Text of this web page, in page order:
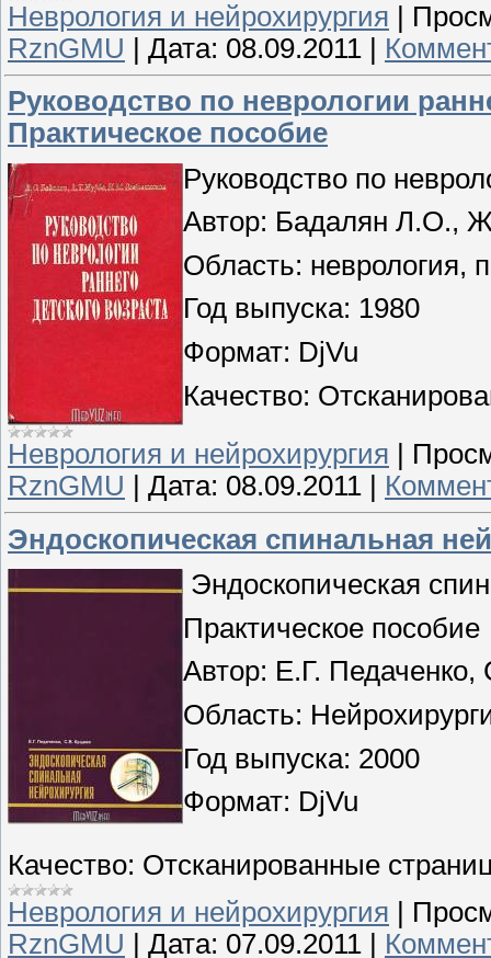
Неврология и нейрохирургия
RznGMU
Дата: 08.09.2011
Руководство по неврологии
Практическое пособие
Руководство по
Автор: Бадалян Л.О.,
Область: неврология,
Год выпуска: 1980
Формат: DjVu
Качество:
Неврология и нейрохирургия
RznGMU
Дата: 08.09.2011
Эндоскопическая спинальная
Эндоскопическая
Практическое пособие
Автор: Е.Г.
Область:
Год выпуска: 2000
Формат: DjVu
Качество: Отсканированные
Неврология и нейрохирургия
RznGMU
Дата: 07.09.2011